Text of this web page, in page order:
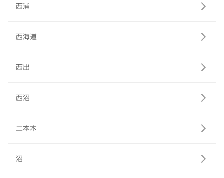
西浦
西海道
西出
西沼
二本木
沼